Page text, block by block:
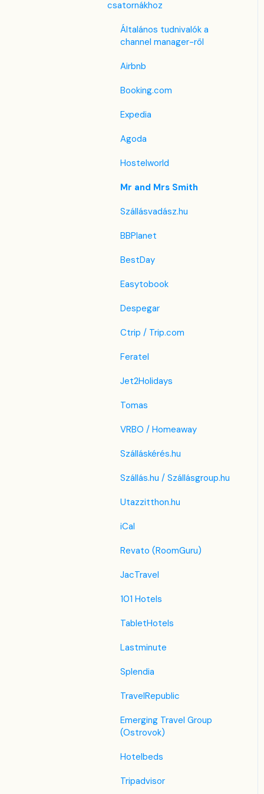
Housekeeping
Számla beállítások
Összenyitható szoba -
Lista nézet
PMS alatti menük
F&B
Takarítás & Karbantartás
Korábbi Foglalómotor
csatornákhoz
Általános tudnivalók a
channel manager-ről
Airbnb
Booking.com
Expedia
Agoda
Hostelworld
Mr and Mrs Smith
Szállásvadász.hu
BBPlanet
BestDay
Easytobook
Despegar
Ctrip / Trip.com
Feratel
Jet2Holidays
Tomas
VRBO / Homeaway
Szálláskérés.hu
Szállás.hu / Szállásgroup.hu
Utazzitthon.hu
iCal
Revato (RoomGuru)
JacTravel
101 Hotels
TabletHotels
Lastminute
Splendia
TravelRepublic
Emerging Travel Group
(Ostrovok)
Hotelbeds
Tripadvisor